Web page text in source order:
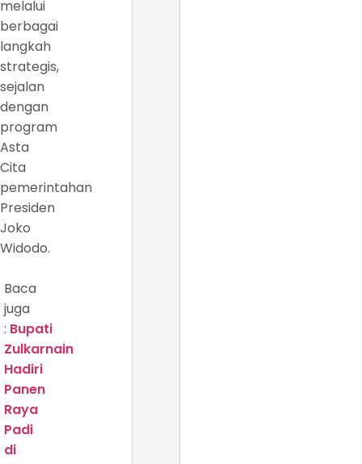
melalui
berbagai
langkah
strategis,
sejalan
dengan
program
Asta
Cita
pemerintahan
Presiden
Joko
Widodo.
Baca
juga
: Bupati
Zulkarnain
Hadiri
Panen
Raya
Padi
di